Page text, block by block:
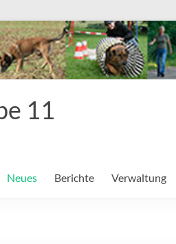
11
Neues Berichte Verwaltung